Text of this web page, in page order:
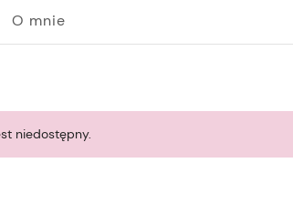
O mnie
niedostępny.